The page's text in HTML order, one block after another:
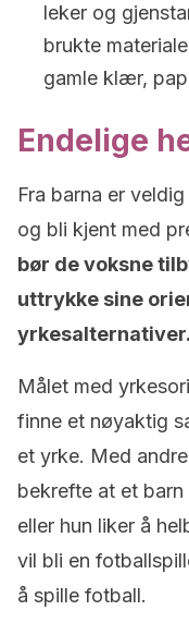
leker og
brukte
gamle klær,
Endelige
Fra barna er
og bli kjent med
bør de voksne
uttrykke sine
yrkesalternativer.
Målet med
finne et nøyaktig
et yrke. Med
bekrefte at et
eller hun liker å
vil bli en
å spille fotball.